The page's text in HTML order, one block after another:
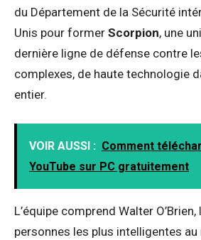
du Département de la Sécurité
Unis pour former Scorpion, une
dernière ligne de défense contre
complexes, de haute technologie
entier.
VOIR AUSSI : Comment
YouTube sur PC gratuitement
L’équipe comprend Walter O’Brien,
personnes les plus intelligentes